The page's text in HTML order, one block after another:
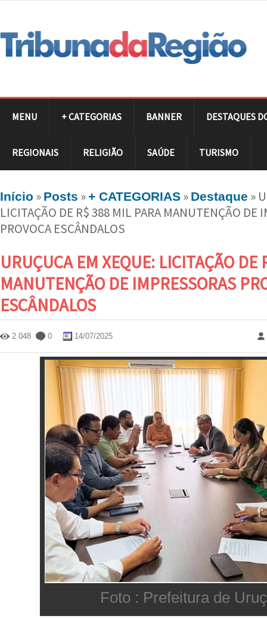
MENU + CATEGORIAS BANNER DESTAQUES
REGIONAIS RELIGIÃO SAÚDE TURISMO
Início » Posts »+ CATEGORIAS » Destaque »
LICITAÇÃO DE R$ 388 MIL PARA MANUTENÇÃO DE
PROVOCA ESCÂNDALOS
URUÇUCA EM XEQUE: LICITAÇÃO DE
MANUTENÇÃO DE IMPRESSORAS
ESCÂNDALOS
2.048 0 14/07/2025
Foto : Prefeitura de